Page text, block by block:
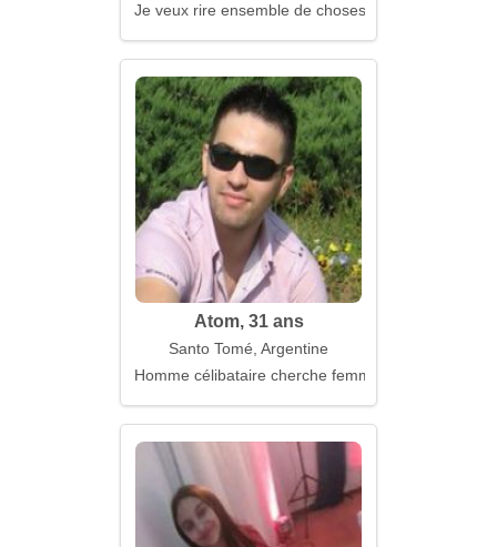
Je veux rire ensemble de choses stupides
Atom, 31 ans
Santo Tomé, Argentine
Homme célibataire cherche femme